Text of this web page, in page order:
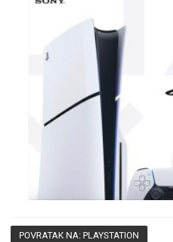
POVRATAK NA: PLAYSTATION